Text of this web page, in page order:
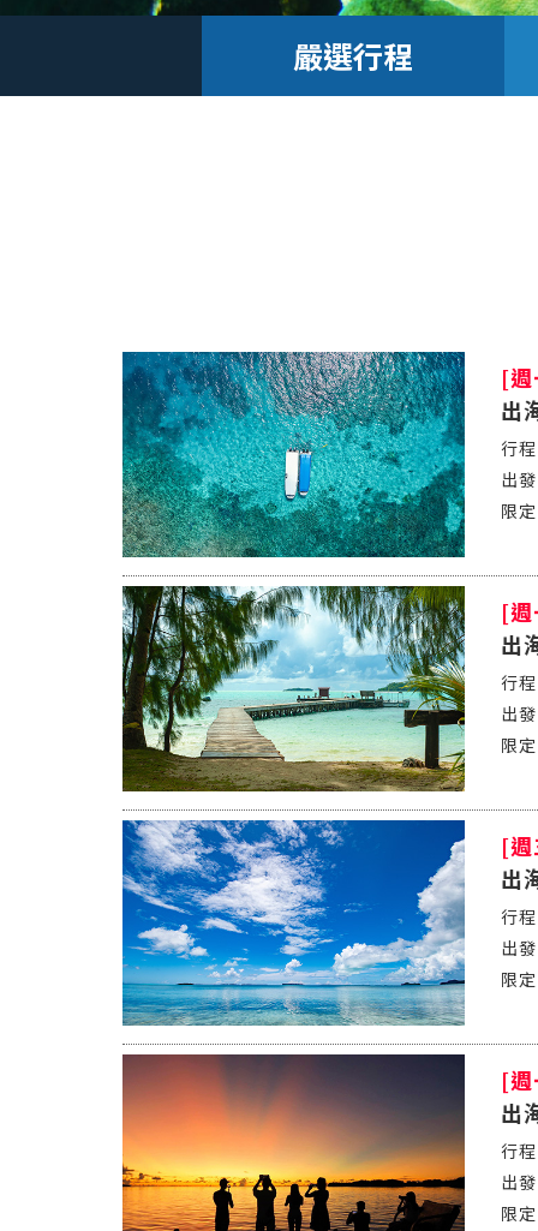
嚴選行程
[
出
[
出
[
出
[
出